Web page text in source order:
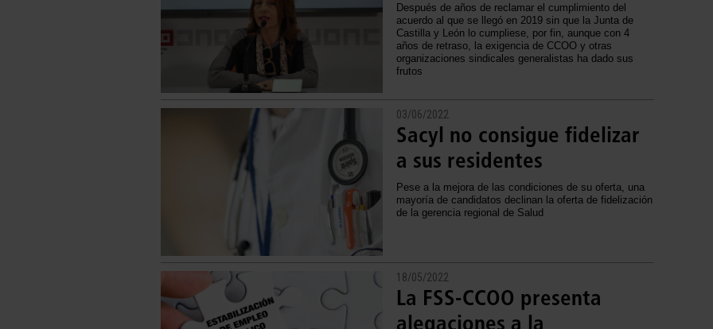
Después de años de reclamar el cumplimiento del
acuerdo al que se llegó en 2019 sin que la Junta de
Castilla y León lo cumpliese, por fin, aunque con 4
años de retraso, la exigencia de CCOO y otras
organizaciones sindicales generalistas ha dado sus
frutos
03/06/2022
Sacyl no consigue fidelizar
a sus residentes
Pese a la mejora de las condiciones de su oferta, una
mayoría de candidatos declinan la oferta de fidelización
de la gerencia regional de Salud
18/05/2022
La FSS-CCOO presenta
alegaciones a la